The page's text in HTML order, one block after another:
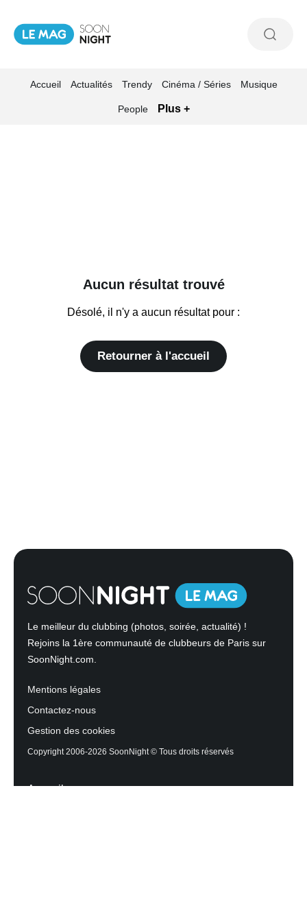
Accueil Actualités Trendy Cinéma / Séries Musique
People Plus +
Aucun résultat trouvé
Désolé, il n'y a aucun résultat pour :
Retourner à l'accueil
Le meilleur du clubbing (photos, soirée, actualité) !
Rejoins la 1ère communauté de clubbeurs de Paris sur
SoonNight.com.
Mentions légales
Contactez-nous
Gestion des cookies
Copyright 2006-2026 SoonNight © Tous droits réservés
Accueil